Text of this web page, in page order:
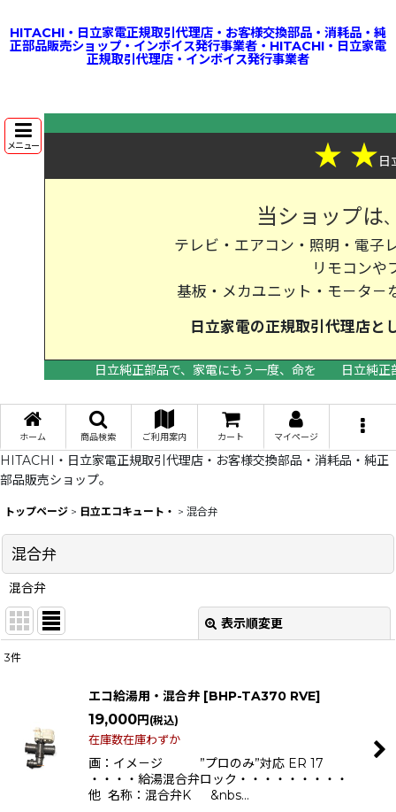
HITACHI・日立家電正規取引代理店・お客様交換部品・消耗品・純
正部品販売ショップ・インボイス発行事業者・HITACHI・日立家電
正規取引代理店・インボイス発行事業者
メニュー ★ ★日
当ショップは
テレビ・エアコン・照明・電子
リモコンや
基板・メカユニット・モ－タ－
日立家電の正規取引代理店
日立純正部品で、家電にもう一度、命を
日立純
ホーム 商品検索 ご利用案内 カート マイページ
HITACHI・日立家電正規取引代理店・お客様交換部品・消耗品・純正
部品販売ショップ。
トップページ > 日立エコキュート・ > 混合弁
混合弁
混合弁
表示順変更
並び順
絞り込む
3件
エコ給湯用・混合弁 [BHP-TA370 RVE]
19,000円 (税込)
在庫数在庫わずか
画：イメ－ジ ”プロのみ”対応 ER 17
・・・・給湯混合弁ロック・・・・・・・・・
他 名称：混合弁K &nbs…